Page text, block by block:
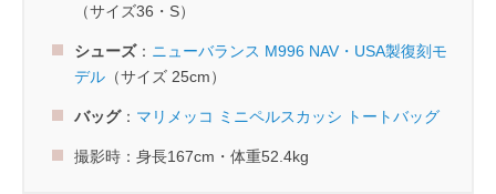
（サイズ36・S）
シューズ： ニューバランス M996 NAV・USA製復刻モ
デル （サイズ 25cm）
バッグ： マリメッコ ミニペルスカッシ トートバッグ
撮影時：身長167cm・体重52.4kg